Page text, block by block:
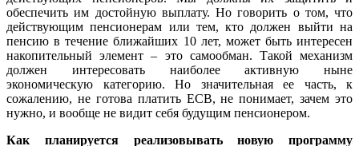
обеспечить им достойную выплату. Но говорить о том, что
действующим пенсионерам или тем, кто должен выйти на
пенсию в течение ближайших 10 лет, может быть интересен
накопительный элемент – это самообман. Такой механизм
должен интересовать наиболее активную ныне
экономическую категорию. Но значительная ее часть, к
сожалению, не готова платить ЕСВ, не понимает, зачем это
нужно, и вообще не видит себя будущим пенсионером.
Как планируется реализовывать новую программу